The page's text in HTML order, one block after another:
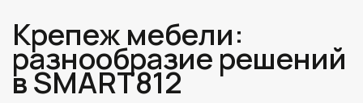
Крепеж мебели:
разнообразие решений
в SMART812